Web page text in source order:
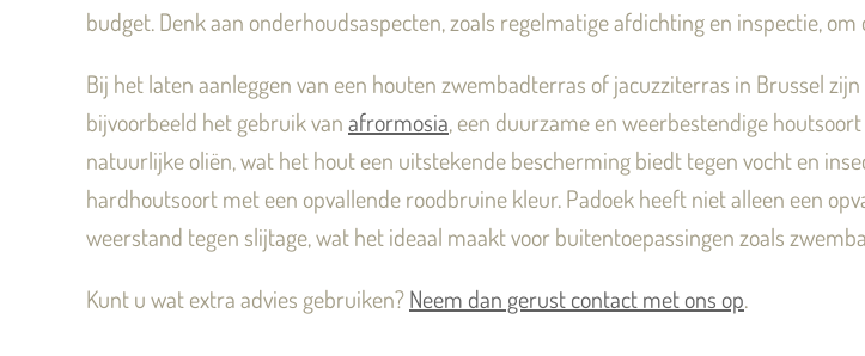
budget. Denk aan onderhoudsaspecten, zoals regelmatige afdichting en inspectie,
Bij het laten aanleggen van een houten zwembadterras of jacuzziterras in Brussel
bijvoorbeeld het gebruik vanafrormosia, een duurzame en weerbestendige
natuurlijke oliën, wat het hout een uitstekende bescherming biedt tegen vocht en
hardhoutsoort met een opvallende roodbruine kleur. Padoek heeft niet alleen een
weerstand tegen slijtage, wat het ideaal maakt voor buitentoepassingen zoals
Kunt u wat extra advies gebruiken?Neem dan gerust contact met ons op.